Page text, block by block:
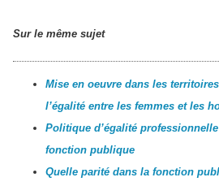
Sur le même sujet
Mise en oeuvre dans les
l’égalité entre les femmes et les
Politique d’égalité
fonction publique
Quelle parité dans la fonction